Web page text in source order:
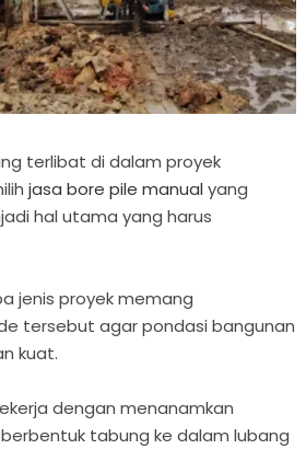
terlibat di dalam proyek
jasa bore pile manual yang
hal utama yang harus
jenis proyek memang
tersebut agar pondasi bangunan
kuat.
dengan menanamkan
tabung ke dalam lubang